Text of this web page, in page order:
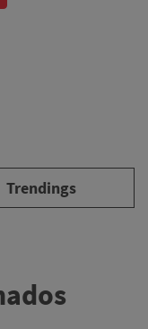
Trendings